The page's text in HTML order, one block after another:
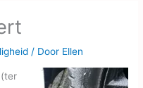
/ Door Ellen